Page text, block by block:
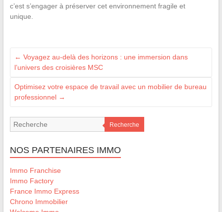
c’est s’engager à préserver cet environnement fragile et
unique.
← Voyagez au-delà des horizons : une immersion dans
l’univers des croisières MSC
Optimisez votre espace de travail avec un mobilier de bureau
professionnel →
Recherche
NOS PARTENAIRES IMMO
Immo Franchise
Immo Factory
France Immo Express
Chrono Immobilier